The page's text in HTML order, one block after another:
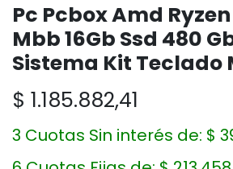
Pc Pcbox Amd
Mbb 16Gb Ssd 480
Sistema Kit Teclado
$ 1.185.882,41
3 Cuotas Sin interés de: $